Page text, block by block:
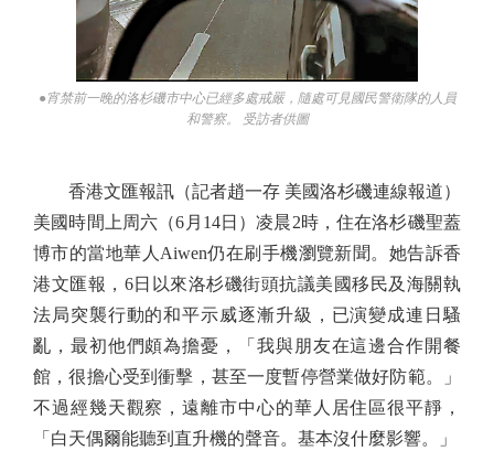
●宵禁前一晚的洛杉磯市中心已經多處戒嚴，隨處可見國民警衛隊的人員
和警察。 受訪者供圖
香港文匯報訊（記者趙一存 美國洛杉磯連線報道）
美國時間上周六（6月14日）凌晨2時，住在洛杉磯聖蓋
博市的當地華人Aiwen仍在刷手機瀏覽新聞。她告訴香
港文匯報，6日以來洛杉磯街頭抗議美國移民及海關執
法局突襲行動的和平示威逐漸升級，已演變成連日騷
亂，最初他們頗為擔憂，「我與朋友在這邊合作開餐
館，很擔心受到衝擊，甚至一度暫停營業做好防範。」
不過經幾天觀察，遠離市中心的華人居住區很平靜，
「白天偶爾能聽到直升機的聲音。基本沒什麼影響。」